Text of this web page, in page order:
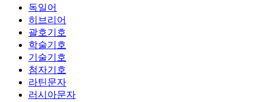
독일어
히브리어
괄호기호
학술기호
기술기호
첨자기호
라틴문자
러시아문자